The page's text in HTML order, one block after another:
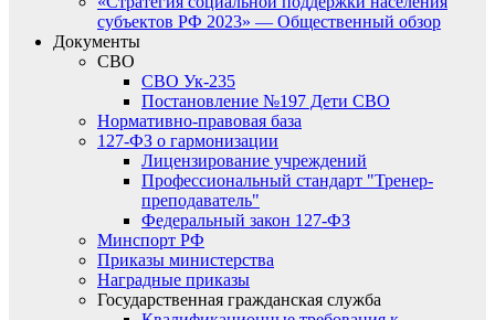
субъектов РФ 2023» — Общественный обзор
Документы
СВО
СВО Ук-235
Постановление №197 Дети СВО
Нормативно-правовая база
127-ФЗ о гармонизации
Лицензирование учреждений
Профессиональный стандарт "Тренер-
преподаватель"
Федеральный закон 127-ФЗ
Минспорт РФ
Приказы министерства
Наградные приказы
Государственная гражданская служба